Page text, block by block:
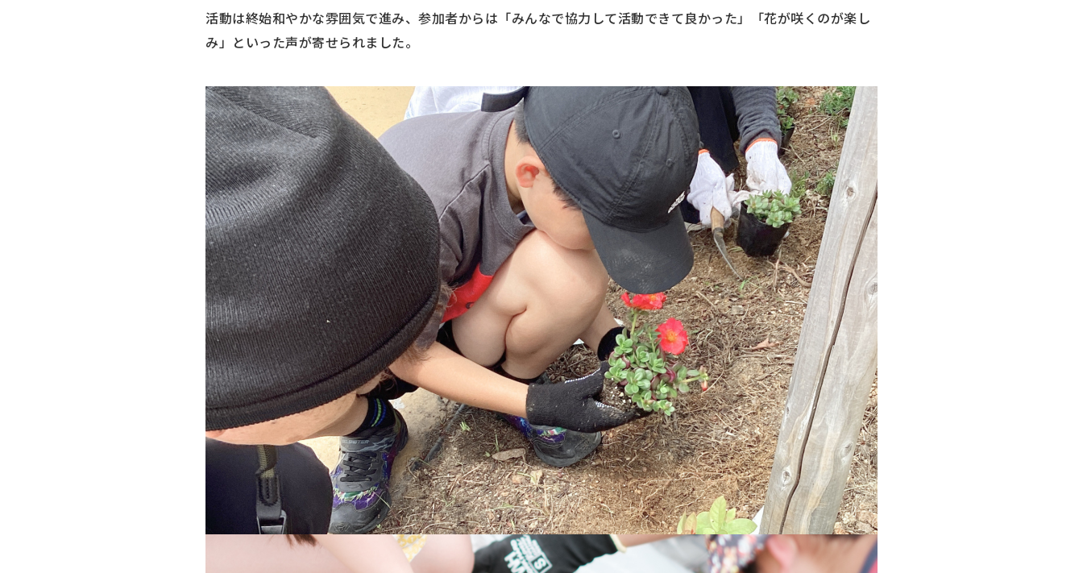
活動は終始和やかな雰囲気で進み、参加者からは「みんなで協力して活動できて良かった」「花が咲くのが楽し
み」といった声が寄せられました。